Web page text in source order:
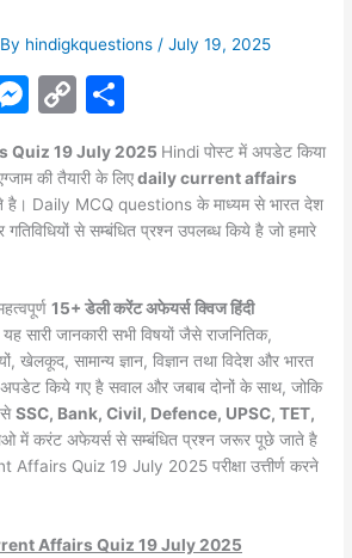
hindigkquestions /July 19, 2025
M
s
s
e
g
er
C
p
y
Li
k
ar
e
Quiz 19 July 2025 Hindi पोस्ट में अपडेट किया
की तैयारी के लिएdaily current affairs
है। Daily MCQ questions के माध्यम से भारत देश
से सम्बंधित प्रश्न उपलब्ध किये है जो हमारे
15+ डेली करेंट अफेयर्स क्विज हिंदी
सारी जानकारी सभी विषयों जैसे राजनितिक,
खेलकूद, सामान्य ज्ञान, विज्ञान तथा विदेश और भारत
किये गए है सवाल और जबाब दोनों के साथ, जोकि
SSC, Bank, Civil, Defence, UPSC, TET,
में करंटअफेयर्ससे सम्बंधित प्रश्न जरूर पूछे जाते है
Quiz 19 July 2025 परीक्षा उत्तीर्ण करने
Affairs Quiz 19 July 2025